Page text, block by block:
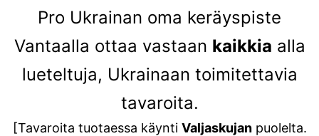
Pro Ukrainan oma keräyspiste
Vantaalla ottaa vastaan kaikkia alla
lueteltuja, Ukrainaan toimitettavia
tavaroita.
[Tavaroita tuotaessa käynti Valjaskujanpuolelta.